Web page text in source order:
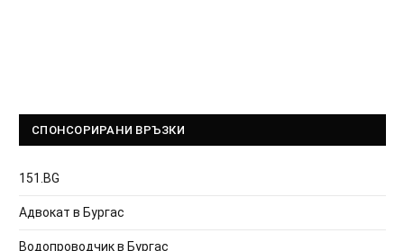
СПОНСОРИРАНИ ВРЪЗКИ
151.BG
Адвокат в Бургас
Водопроводчик в Бургас